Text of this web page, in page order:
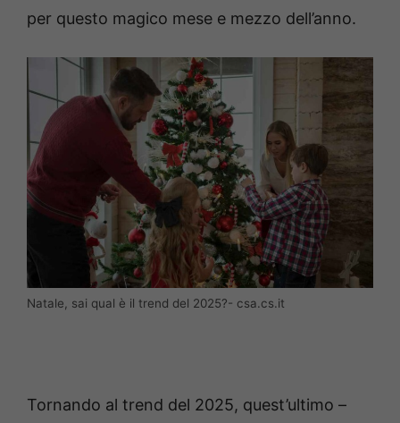
per questo magico mese e mezzo dell’anno.
Natale, sai qual è il trend del 2025?- csa.cs.it
Tornando al trend del 2025, quest’ultimo –